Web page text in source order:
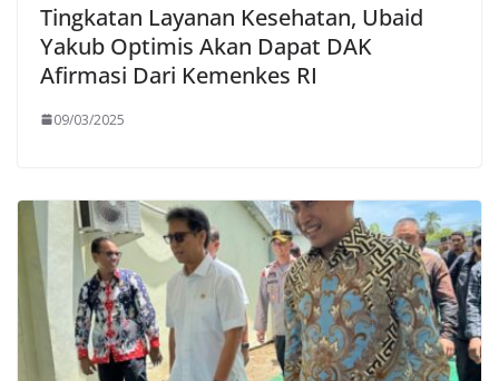
Tingkatan Layanan Kesehatan, Ubaid
Yakub Optimis Akan Dapat DAK
Afirmasi Dari Kemenkes RI
09/03/2025